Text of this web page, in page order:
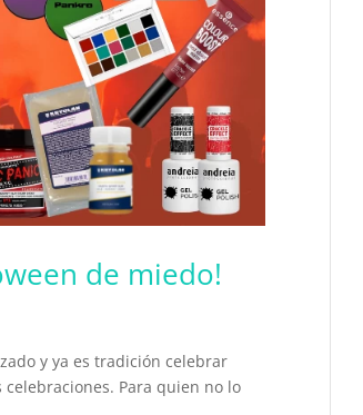
de miedo!
y ya es tradición celebrar
Para quien no lo